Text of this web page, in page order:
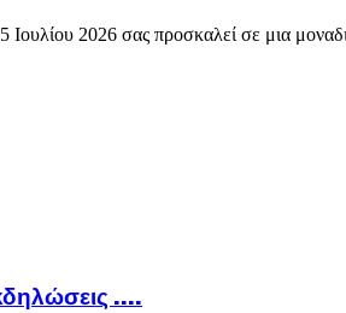
2026 σας προσκαλεί σε μια
….